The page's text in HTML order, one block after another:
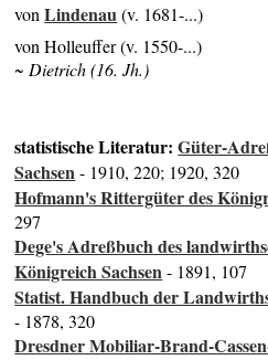
vonLindenau(v. 1681-...)
von Holleuffer (v. 1550-...)
~ Dietrich (16. Jh.)
statistische Literatur:Güter-
Sachsen- 1910, 220; 1920, 320
Hofmann's Rittergüter des
297
Dege's Adreßbuch des
Königreich Sachsen- 1891, 107
Statist. Handbuch der
- 1878, 320
Dresdner Mobiliar-Brand-